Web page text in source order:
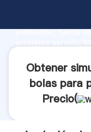
producción, fuerza
valor y aporta
Obtener
bolas para
Precio(